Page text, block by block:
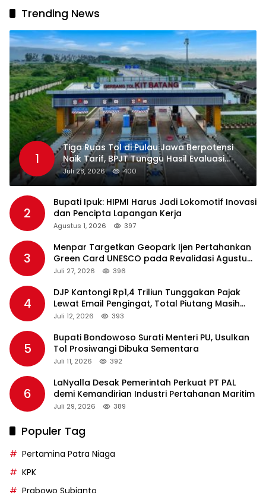
Trending News
1
Tiga Ruas Tol di Pulau Jawa Berpotensi
Naik Tarif, BPJT Tunggu Hasil Evaluasi
Standar Pelayanan
Juli 28, 2026 400
2
Bupati Ipuk: HIPMI Harus Jadi Lokomotif Inovasi
dan Pencipta Lapangan Kerja
Agustus 1, 2026 397
3
Menpar Targetkan Geopark Ijen Pertahankan
Green Card UNESCO pada Revalidasi Agustus
2026
Juli 27, 2026 396
4
DJP Kantongi Rp1,4 Triliun Tunggakan Pajak
Lewat Email Pengingat, Total Piutang Masih
Rp36 Triliun
Juli 12, 2026 393
5
Bupati Bondowoso Surati Menteri PU, Usulkan
Tol Prosiwangi Dibuka Sementara
Juli 11, 2026 392
6
LaNyalla Desak Pemerintah Perkuat PT PAL
demi Kemandirian Industri Pertahanan Maritim
Juli 29, 2026 389
Populer Tag
Pertamina Patra Niaga
KPK
Prabowo Subianto